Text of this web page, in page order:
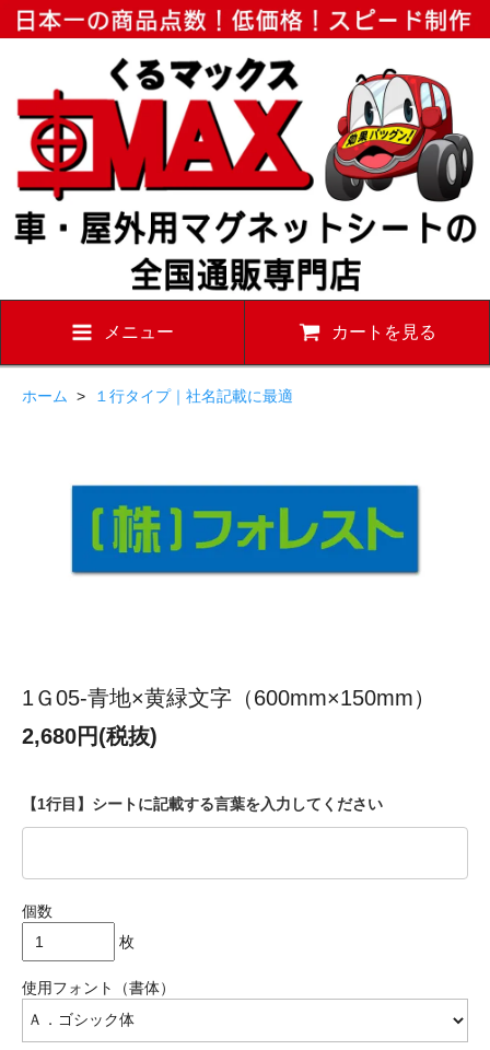
メニュー カートを見る
ホーム > １行タイプ｜社名記載に最適
1Ｇ05-青地×黄緑文字（600mm×150mm）
2,680円(税抜)
【1行目】シートに記載する言葉を入力してください
個数
枚
使用フォント（書体）